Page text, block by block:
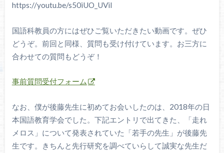
https://youtu.be/s50iUO_UViI
国語科教員の方にはぜひご覧いただきたい動画です。ぜひ
どうぞ。前回と同様、質問も受け付けています。お三方に
合わせての質問もどうぞ！
事前質問受付フォーム
なお、僕が後藤先生に初めてお会いしたのは、2018年の日
本国語教育学会でした。下記エントリで出てきた、「走れ
メロス」について発表されていた「若手の先生」が後藤先
生です。きちんと先行研究を調べていらして誠実な先生だ